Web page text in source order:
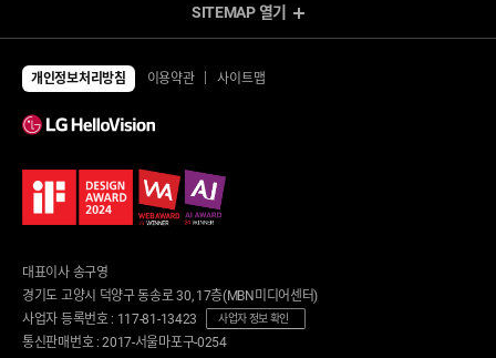
전체상품
에어컨
냉난방기/선풍기
가습기
업소용 에어컨
세탁기/건조기/청소기
세탁건조 패키지
세탁기
건조기
TV
안마의자
운동기구
런닝머신
SITEMAP열기
개인정보처리방침 이용약관 사이트맵
대표이사 송구영
경기도 고양시 덕양구 동송로 30, 17층(MBN미디어센터)
사업자 등록번호 : 117-81-13423
사업자 정보 확인
통신판매번호 : 2017-서울마포구-0254